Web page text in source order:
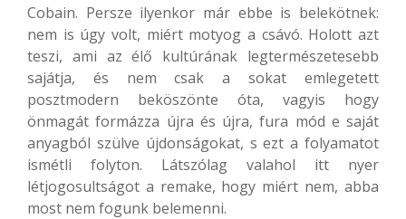
Cobain. Persze ilyenkor már ebbe is belekötnek:
nem is úgy volt, miért motyog a csávó. Holott azt
teszi, ami az élő kultúrának legtermészetesebb
sajátja, és nem csak a sokat emlegetett
posztmodern beköszönte óta, vagyis hogy
önmagát formázza újra és újra, fura mód e saját
anyagból szülve újdonságokat, s ezt a folyamatot
ismétli folyton. Látszólag valahol itt nyer
létjogosultságot a remake, hogy miért nem, abba
most nem fogunk belemenni.